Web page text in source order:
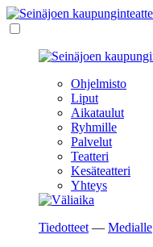
Ohjelmisto
Liput
Aikataulut
Ryhmille
Palvelut
Teatteri
Kesäteatteri
Yhteys
Tiedotteet — Medialle